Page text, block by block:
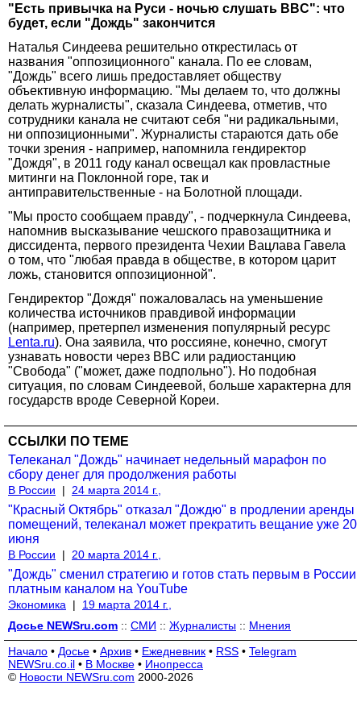
"Есть привычка на Руси - ночью слушать BBC": что
будет, если "Дождь" закончится
Наталья Синдеева решительно открестилась от
названия "оппозиционного" канала. По ее словам,
"Дождь" всего лишь предоставляет обществу
объективную информацию. "Мы делаем то, что должны
делать журналисты", сказала Синдеева, отметив, что
сотрудники канала не считают себя "ни радикальными,
ни оппозиционными". Журналисты стараются дать обе
точки зрения - например, напомнила гендиректор
"Дождя", в 2011 году канал освещал как провластные
митинги на Поклонной горе, так и
антиправительственные - на Болотной площади.
"Мы просто сообщаем правду", - подчеркнула Синдеева,
напомнив высказывание чешского правозащитника и
диссидента, первого президента Чехии Вацлава Гавела
о том, что "любая правда в обществе, в котором царит
ложь, становится оппозиционной".
Гендиректор "Дождя" пожаловалась на уменьшение
количества источников правдивой информации
(например, претерпел изменения популярный ресурс
Lenta.ru). Она заявила, что россияне, конечно, смогут
узнавать новости через BBC или радиостанцию
"Свобода" ("может, даже подпольно"). Но подобная
ситуация, по словам Синдеевой, больше характерна для
государств вроде Северной Кореи.
ССЫЛКИ ПО ТЕМЕ
Телеканал "Дождь" начинает недельный марафон по
сбору денег для продолжения работы
В России | 24 марта 2014 г.,
"Красный Октябрь" отказал "Дождю" в продлении аренды
помещений, телеканал может прекратить вещание уже 20
июня
В России | 20 марта 2014 г.,
"Дождь" сменил стратегию и готов стать первым в России
платным каналом на YouTube
Экономика |
19 марта 2014 г.,
Досье NEWSru.com :: СМИ :: Журналисты :: Мнения
Начало • Досье • Архив • Ежедневник • RSS • Telegram
NEWSru.co.il • В Москве • Инопресса
© Новости NEWSru.com 2000-2026